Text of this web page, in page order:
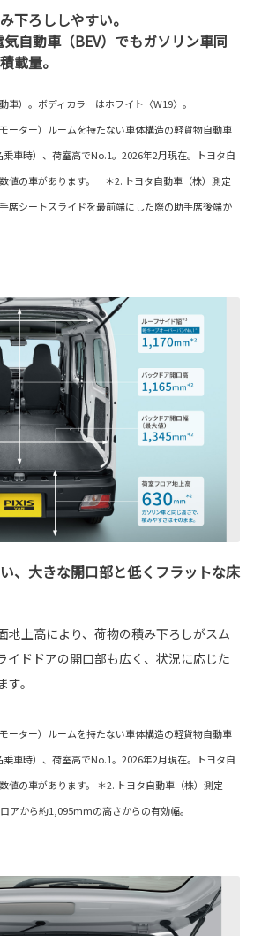
下ろししやすい。
自動車（BEV）でもガソリン車同
載量。
）。ボディカラーはホワイト〈W19〉。
ーター）ルームを持たない車体構造の軽貨物自動車
車時）、荷室高でNo.1。2026年2月現在。トヨタ自
値の車があります。 ＊2. トヨタ自動車（株）測定
シートスライドを最前端にした際の助手席後端か
、大きな開口部と低くフラットな床
地上高により、荷物の積み下ろしがスム
イドドアの開口部も広く、状況に応じた
。
ーター）ルームを持たない車体構造の軽貨物自動車
車時）、荷室高でNo.1。2026年2月現在。トヨタ自
値の車があります。 ＊2. トヨタ自動車（株）測定
アから約1,095mmの高さからの有効幅。